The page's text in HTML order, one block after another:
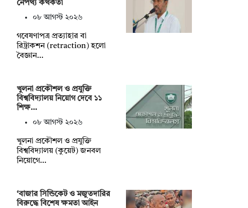
নেপথ্য কথকতা
০৮ আগস্ট ২০২৬
গবেষণাপত্র প্রত্যাহার বা
রিট্রাকশন (retraction) হলো
বৈজ্ঞান…
খুলনা প্রকৌশল ও প্রযুক্তি
বিশ্ববিদ্যালয় নিয়োগ দেবে ১১
শিক্ষ…
০৮ আগস্ট ২০২৬
খুলনা প্রকৌশল ও প্রযুক্তি
বিশ্ববিদ্যালয় (কুয়েট) জনবল
নিয়োগে…
‘বাজার সিন্ডিকেট ও মজুতদারির
বিরুদ্ধে বিশেষ ক্ষমতা আইন